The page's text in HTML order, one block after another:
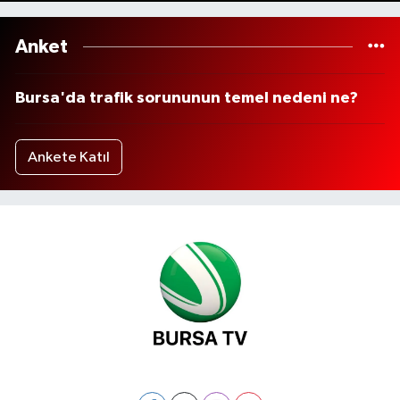
Anket
Bursa'da trafik sorununun temel nedeni ne?
Ankete Katıl